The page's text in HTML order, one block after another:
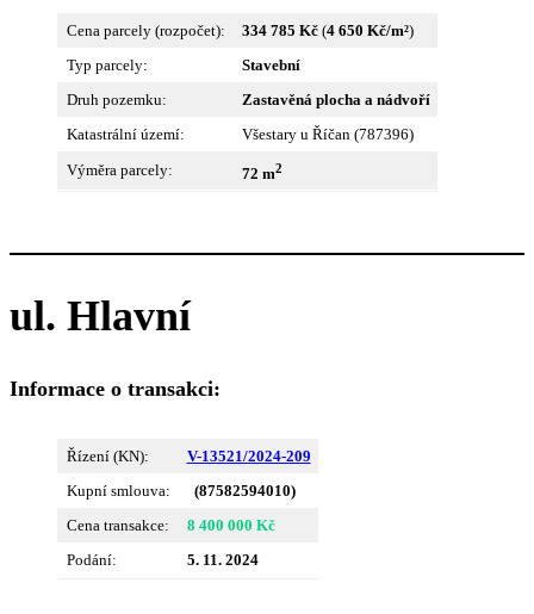
Cena parcely (rozpočet): 334 785 Kč(4 650 Kč/m²)
Typ parcely:
Stavební
Druh pozemku:
Zastavěná plocha a nádvoří
Katastrální území:
Všestary u Říčan (787396)
Výměra parcely:
72 m2
ul. Hlavní
Informace o transakci:
Řízení (KN):
V-13521/2024-209
Kupní smlouva:
(87582594010)
Cena transakce:
8 400 000 Kč
Podání:
5. 11. 2024